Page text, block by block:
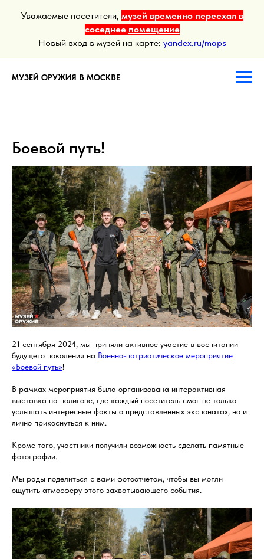
Уважаемые посетители, музей временно переехал в
соседнее помещение
Новый вход в музей на карте: yandex.ru/maps
МУЗЕЙ ОРУЖИЯ В МОСКВЕ
Боевой путь!
21 сентября 2024, мы приняли активное участие в воспитании
будущего поколения на Военно-патриотическое мероприятие
«Боевой путь»!
В рамках мероприятия была организована интерактивная
выставка на полигоне, где каждый посетитель смог не только
услышать интересные факты о представленных экспонатах, но и
лично прикоснуться к ним.
Кроме того, участники получили возможность сделать памятные
фотографии.
Мы рады поделиться с вами фотоотчетом, чтобы вы могли
ощутить атмосферу этого захватывающего события.